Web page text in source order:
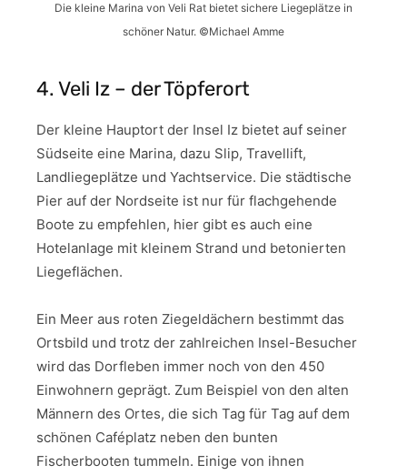
Die kleine Marina von Veli Rat bietet sichere Liegeplätze in
schöner Natur. ©Michael Amme
4. Veli Iz – der Töpferort
Der kleine Hauptort der Insel Iz bietet auf seiner
Südseite eine Marina, dazu Slip, Travellift,
Landliegeplätze und Yachtservice. Die städtische
Pier auf der Nordseite ist nur für flachgehende
Boote zu empfehlen, hier gibt es auch eine
Hotelanlage mit kleinem Strand und betonierten
Liegeflächen.
Ein Meer aus roten Ziegeldächern bestimmt das
Ortsbild und trotz der zahlreichen Insel-Besucher
wird das Dorfleben immer noch von den 450
Einwohnern geprägt. Zum Beispiel von den alten
Männern des Ortes, die sich Tag für Tag auf dem
schönen Caféplatz neben den bunten
Fischerbooten tummeln. Einige von ihnen